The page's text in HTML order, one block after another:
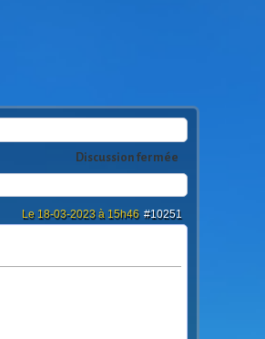
Discussion fermée
#10251
Le 18-03-2023 à 15h46